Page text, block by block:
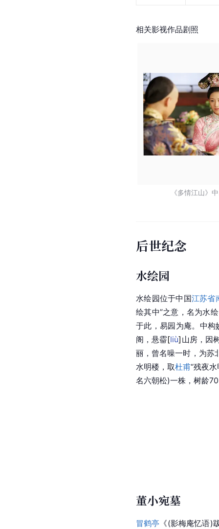
相关影视作品剧照
《多情江山》
后世纪念
水绘园
水绘园位于中国江苏省
绘其中”之意，名为水
于此，易园为庵。中
阁，悬霤[liù] 山房，因
丽，曾名噪一时，为苏
水明楼，取杜甫“残夜
名六朝松)一株，树龄
董小宛墓
冒鹤亭 《(影梅庵忆语)